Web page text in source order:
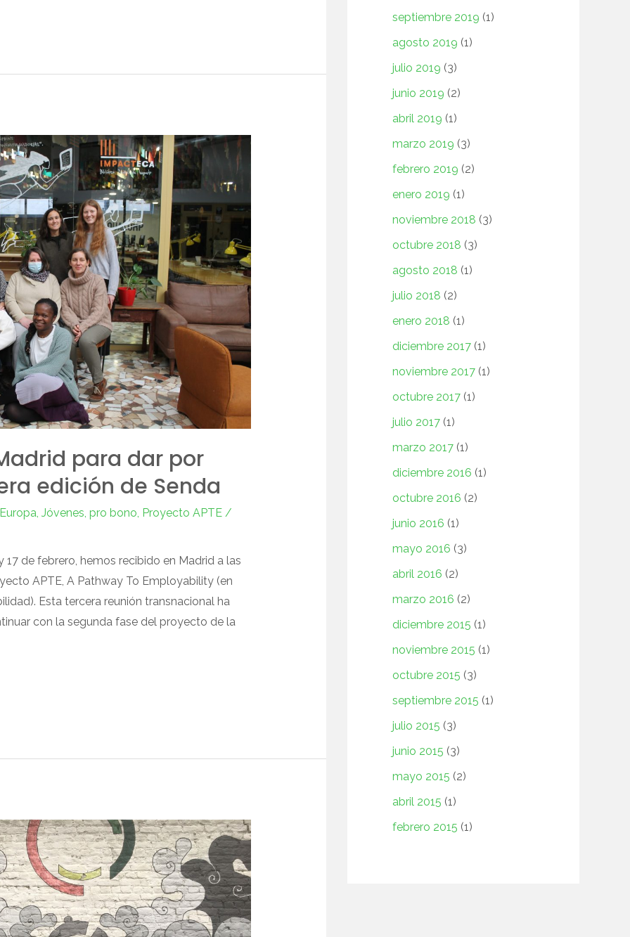
para dar por
edición de Senda
Europa, Jóvenes, pro bono, Proyecto APTE/
17 de febrero, hemos recibido en Madrid a las
APTE, A Pathway To Employability (en
Esta tercera reunión transnacional ha
con la segunda fase del proyecto de la
septiembre 2019 (1)
agosto 2019 (1)
julio 2019 (3)
junio 2019 (2)
abril 2019 (1)
marzo 2019 (3)
febrero 2019 (2)
enero 2019 (1)
noviembre 2018 (3)
octubre 2018 (3)
agosto 2018 (1)
julio 2018 (2)
enero 2018 (1)
diciembre 2017 (1)
noviembre 2017 (1)
octubre 2017 (1)
julio 2017 (1)
marzo 2017 (1)
diciembre 2016 (1)
octubre 2016 (2)
junio 2016 (1)
mayo 2016 (3)
abril 2016 (2)
marzo 2016 (2)
diciembre 2015 (1)
noviembre 2015 (1)
octubre 2015 (3)
septiembre 2015 (1)
julio 2015 (3)
junio 2015 (3)
mayo 2015 (2)
abril 2015 (1)
febrero 2015 (1)